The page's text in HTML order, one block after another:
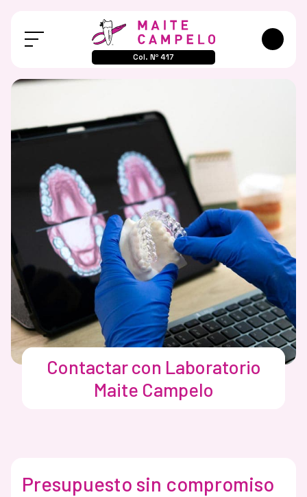
Col. Nº 417
Contactar con Laboratorio
Maite Campelo
Presupuesto sin compromiso